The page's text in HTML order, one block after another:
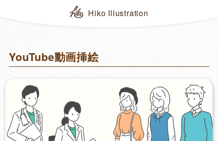
Hiko Illustration
YouTube動画挿絵